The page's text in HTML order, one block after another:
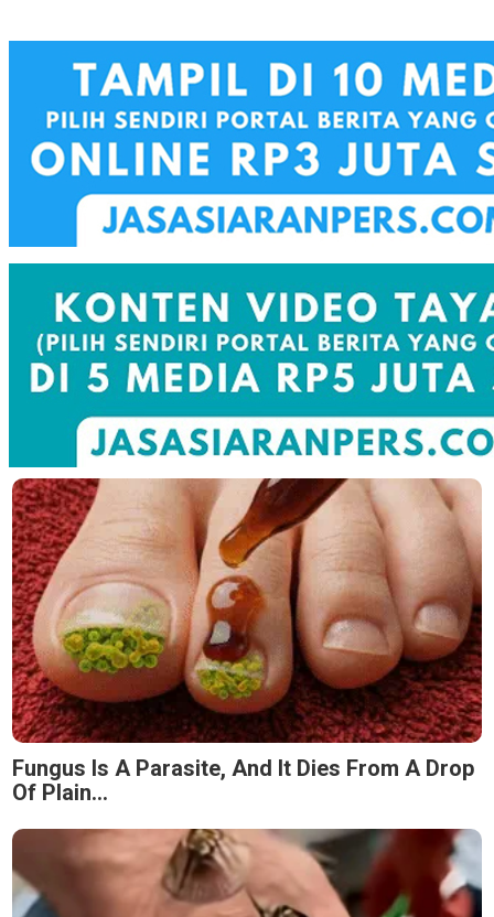
Fungus Is A Parasite, And It Dies From A Drop
Of Plain...